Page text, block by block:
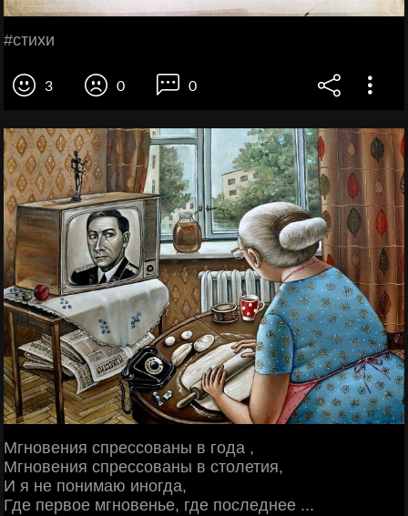
#cтихи
3 0 0
Мгновения спрессованы в года ,
Мгновения спрессованы в столетия,
И я не понимаю иногда,
Где первое мгновенье, где последнее ...